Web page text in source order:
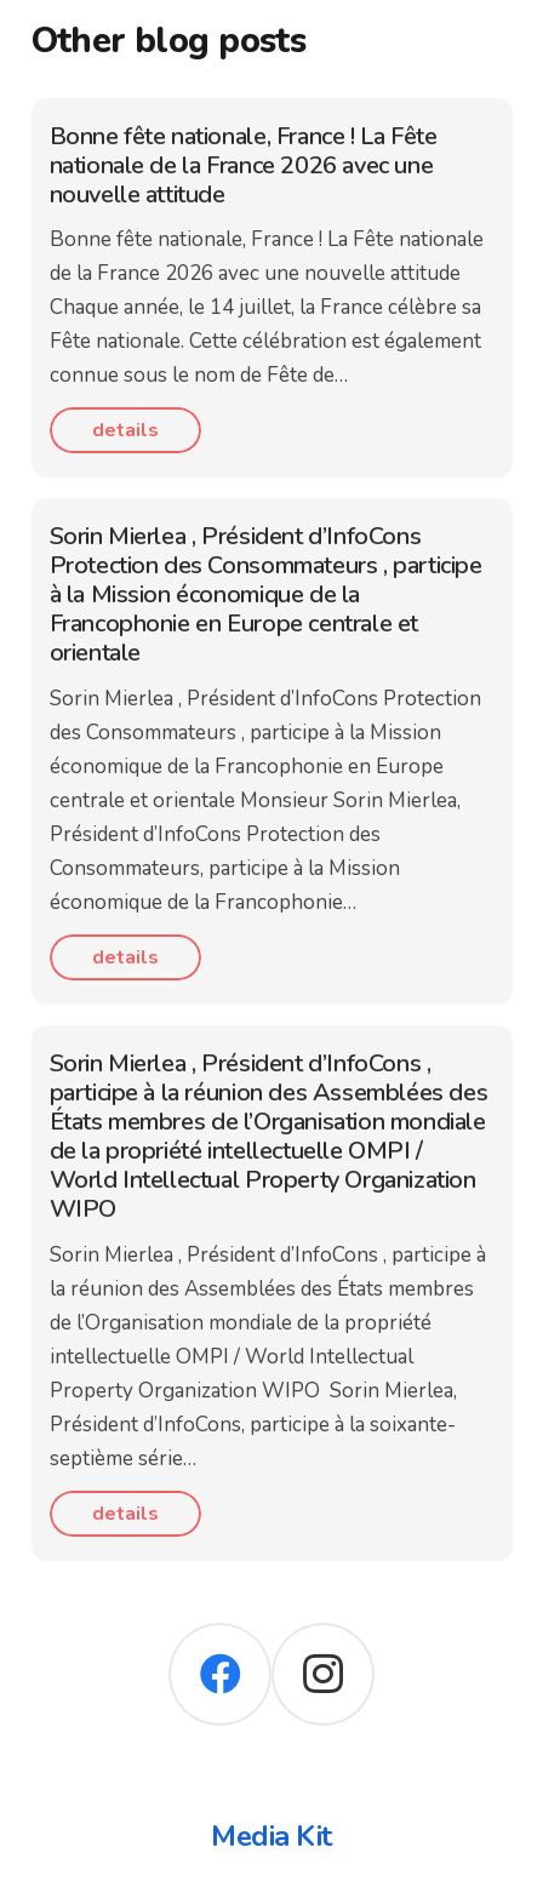
Other blog posts
Bonne fête nationale, France ! La Fête
nationale de la France 2026 avec une
nouvelle attitude
Bonne fête nationale, France ! La Fête nationale
de la France 2026 avec une nouvelle attitude
Chaque année, le 14 juillet, la France célèbre sa
Fête nationale. Cette célébration est également
connue sous le nom de Fête de…
details
Sorin Mierlea , Président d’InfoCons
Protection des Consommateurs , participe
à la Mission économique de la
Francophonie en Europe centrale et
orientale
Sorin Mierlea , Président d’InfoCons Protection
des Consommateurs , participe à la Mission
économique de la Francophonie en Europe
centrale et orientale Monsieur Sorin Mierlea,
Président d’InfoCons Protection des
Consommateurs, participe à la Mission
économique de la Francophonie…
details
Sorin Mierlea , Président d’InfoCons ,
participe à la réunion des Assemblées des
États membres de l’Organisation mondiale
de la propriété intellectuelle OMPI /
World Intellectual Property Organization
WIPO
Sorin Mierlea , Président d’InfoCons , participe à
la réunion des Assemblées des États membres
de l’Organisation mondiale de la propriété
intellectuelle OMPI / World Intellectual
Property Organization WIPO Sorin Mierlea,
Président d’InfoCons, participe à la soixante-
septième série…
details
Media Kit